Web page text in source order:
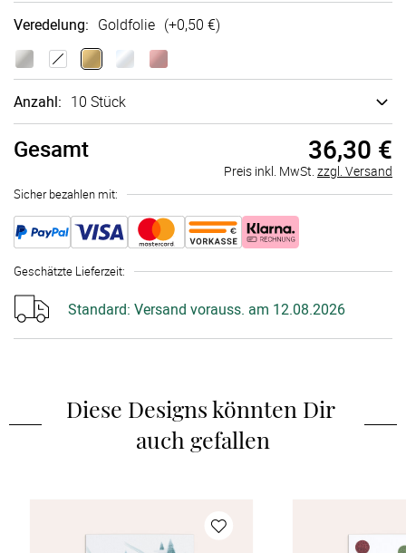
Veredelung: Goldfolie (+0,50 €)
Anzahl: 10 Stück
Gesamt 36,30 €
Preis inkl. MwSt. zzgl. Versand
Sicher bezahlen mit:
Geschätzte Lieferzeit:
Standard: Versand vorauss. am 12.08.2026
Diese Designs könnten Dir
auch gefallen